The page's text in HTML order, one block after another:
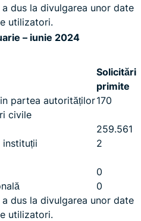
dus la divulgarea unor date
utilizatori.
– iunie 2024
Solicitări
primite
partea autorităților
civile
170
259.561
instituții
2
0
0
dus la divulgarea unor date
utilizatori.